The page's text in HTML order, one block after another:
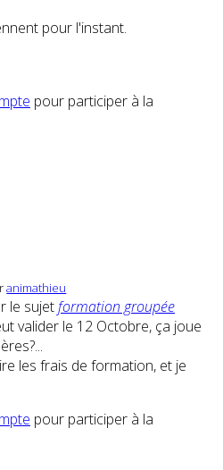
pour l'instant.
pour participer à la
animathieu
le sujetformation groupée
valider le 12 Octobre, ça joue
les frais de formation, et je
pour participer à la